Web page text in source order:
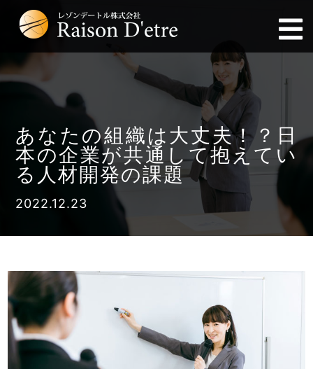
あなたの組織は大丈夫！？日
本の企業が共通して抱えてい
る人材開発の課題
2022.12.23